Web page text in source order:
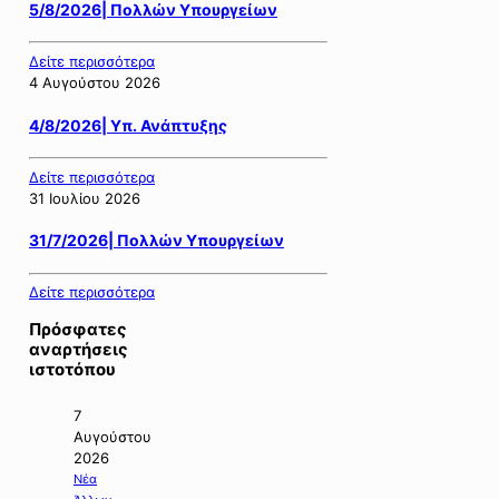
5/8/2026| Πολλών Υπουργείων
Δείτε περισσότερα
4 Αυγούστου 2026
4/8/2026| Υπ. Ανάπτυξης
Δείτε περισσότερα
31 Ιουλίου 2026
31/7/2026| Πολλών Υπουργείων
Δείτε περισσότερα
Πρόσφατες
αναρτήσεις
ιστοτόπου
7
Αυγούστου
2026
Νέα